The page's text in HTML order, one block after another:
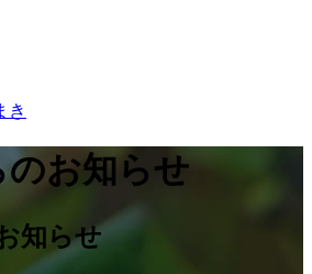
お知らせ
知らせ